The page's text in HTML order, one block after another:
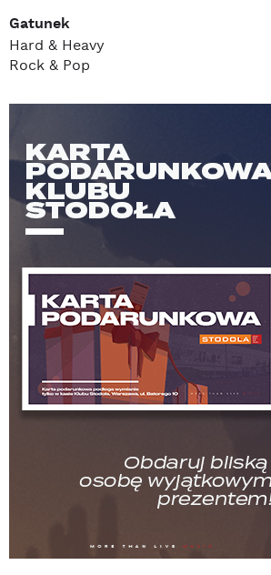
Gatunek
Hard & Heavy
Rock & Pop